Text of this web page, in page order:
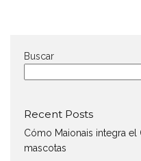
Buscar
Recent Posts
Cómo Maionais integra el
mascotas